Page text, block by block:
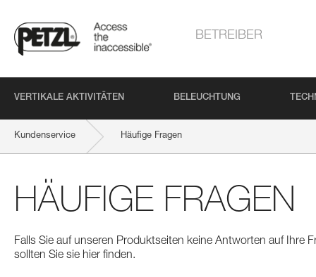
BETREIBER
VERTIKALE AKTIVITÄTEN BELEUCHTUNG
Kundenservice Häufige Fragen
HÄUFIGE FRAGEN
Falls Sie auf unseren Produktseiten keine Antworten auf Ihre
sollten Sie sie hier finden.